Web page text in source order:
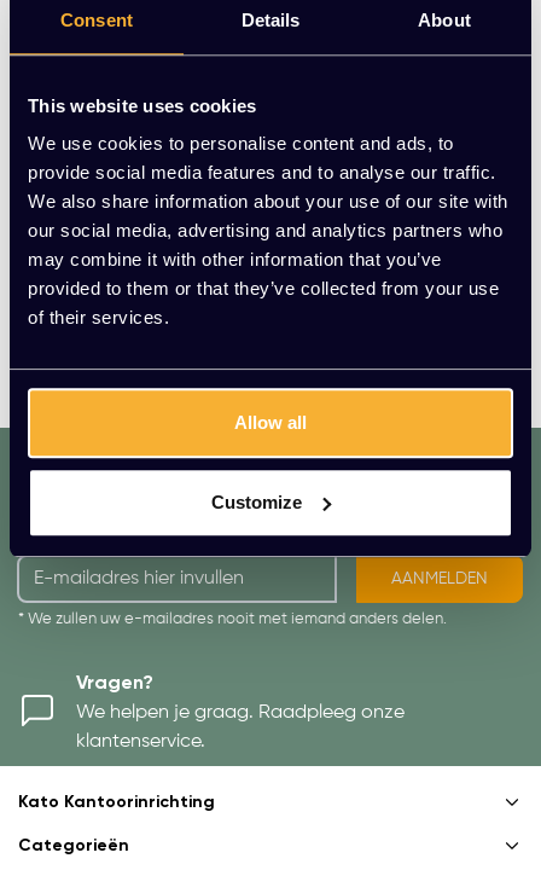
Consent Details About
This website uses cookies
We use cookies to personalise content and ads, to
provide social media features and to analyse our traffic.
We also share information about your use of our site with
our social media, advertising and analytics partners who
may combine it with other information that you’ve
provided to them or that they’ve collected from your use
of their services.
Allow all
Customize
minimaliseren om logistiek te verbeteren en designs
toegankelijker en duurzamer te maken. Plastic is
vervangen door milieuvriendelijk materiaal en
verpakkingen zijn recyclebaar, of te gebruiken om je
kleine spulletjes in op te bergen. Ondertussen probeert
Umage tevens hun ecologische voetprint te verminderen.
Alle designs zijn gebaseerd op de rust, transparantie en
vormen uit de natuur. Door dit te combineren met
er in om rust te creëren in het drukke, stedelijke leven.
dat. werkt. lekker.
Mis geen enkele aanbieding of actie.
AANMELDEN
* We zullen uw e-mailadres nooit met iemand anders delen.
Vragen?
We helpen je graag. Raadpleeg onze
klantenservice.
Kato Kantoorinrichting
Categorieën